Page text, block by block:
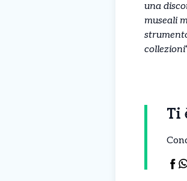
una
museali
collezioni
Ti